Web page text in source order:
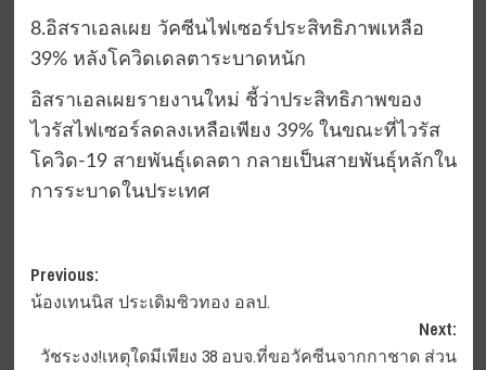
8.อิสราเอลเผย วัคซีนไฟเซอร์ประสิทธิภาพเหลือ
39% หลังโควิดเดลตาระบาดหนัก
อิสราเอลเผยรายงานใหม่ ชี้ว่าประสิทธิภาพของ
ไวรัสไฟเซอร์ลดลงเหลือเพียง 39% ในขณะที่ไวรัส
โควิด-19 สายพันธุ์เดลตา กลายเป็นสายพันธุ์หลักใน
การระบาดในประเทศ
Post
navigation
Previous:
น้องเทนนิส ประเดิมซิวทอง อลป.
Next:
วัชระงง!เหตุใดมีเพียง 38 อบจ.ที่ขอวัคซีนจากกาชาด ส่วน